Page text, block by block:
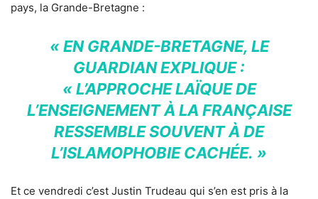
pays, la Grande-Bretagne :
« EN GRANDE-BRETAGNE, LE
GUARDIAN EXPLIQUE :
« L’APPROCHE LAÏQUE DE
L’ENSEIGNEMENT À LA FRANÇAISE
RESSEMBLE SOUVENT À DE
L’ISLAMOPHOBIE CACHÉE. »
Et ce vendredi c’est Justin Trudeau qui s’en est pris à la